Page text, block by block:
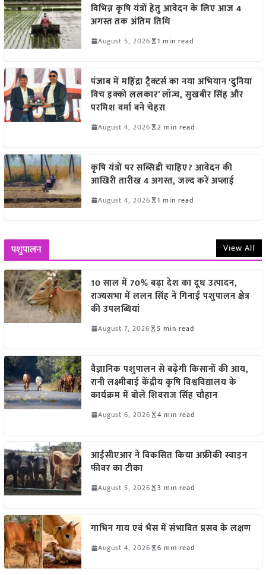
विभिन्न कृषि यंत्रों हेतु आवेदन के लिए आज 4
अगस्त तक अंतिम तिथि
August 5, 2026 1 min read
पंजाब में महिंद्रा ट्रैक्टर्स का नया अभियान ‘दुनिया
विच इक्को ललकार’ लॉन्च, सुखबीर सिंह और
परमिश वर्मा बने चेहरा
August 4, 2026 2 min read
कृषि यंत्रों पर सब्सिडी चाहिए? आवेदन की
आखिरी तारीख 4 अगस्त, जल्द करें अप्लाई
August 4, 2026 1 min read
पशुपालन View All
10 साल में 70% बढ़ा देश का दूध उत्पादन,
राज्यसभा में ललन सिंह ने गिनाईं पशुपालन क्षेत्र
की उपलब्धियां
August 7, 2026 5 min read
वैज्ञानिक पशुपालन से बढ़ेगी किसानों की आय,
रानी लक्ष्मीबाई केंद्रीय कृषि विश्वविद्यालय के
कार्यक्रम में बोले शिवराज सिंह चौहान
August 6, 2026 4 min read
आईसीएआर ने विकसित किया अफ्रीकी स्वाइन
फीवर का टीका
August 5, 2026 3 min read
गाभिन गाय एवं भैंस में संभावित प्रसव के लक्षण
August 4, 2026 6 min read